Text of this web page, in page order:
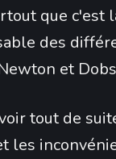
que c'est
des
et
tout de
les